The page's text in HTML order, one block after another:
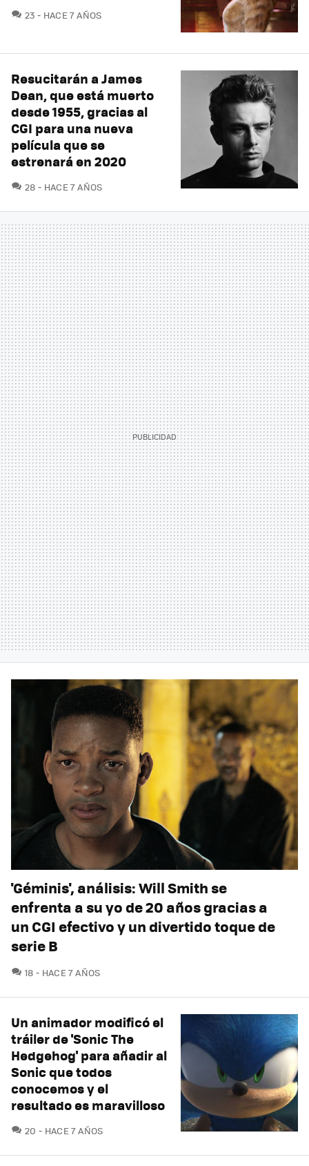
23 COMENTARIOS
HACE 7 AÑOS
Resucitarán a James
Dean, que está muerto
desde 1955, gracias al
CGI para una nueva
película que se
estrenará en 2020
28 COMENTARIOS
HACE 7 AÑOS
'Géminis', análisis: Will Smith se
enfrenta a su yo de 20 años gracias a
un CGI efectivo y un divertido toque de
serie B
18 COMENTARIOS
HACE 7 AÑOS
Un animador modificó el
tráiler de 'Sonic The
Hedgehog' para añadir al
Sonic que todos
conocemos y el
resultado es maravilloso
20 COMENTARIOS
HACE 7 AÑOS